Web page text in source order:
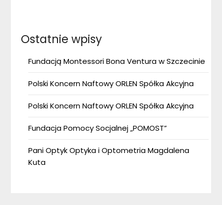
Ostatnie wpisy
Fundacją Montessori Bona Ventura w Szczecinie
Polski Koncern Naftowy ORLEN Spółka Akcyjna
Polski Koncern Naftowy ORLEN Spółka Akcyjna
Fundacja Pomocy Socjalnej „POMOST”
Pani Optyk Optyka i Optometria Magdalena
Kuta